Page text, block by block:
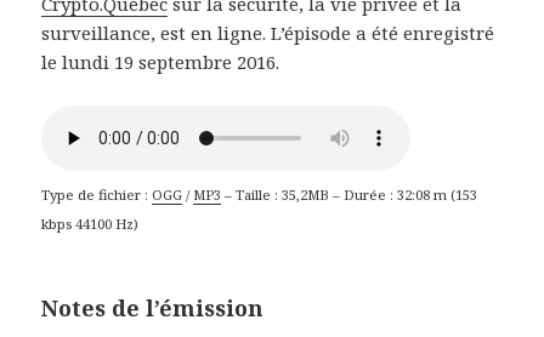
surveillance, est en ligne. L’épisode a été enregistré
le lundi 19 septembre 2016.
Type de fichier : OGG / MP3 – Taille : 35,2MB – Durée : 32:08 m (153
kbps 44100 Hz)
Notes de l’émission